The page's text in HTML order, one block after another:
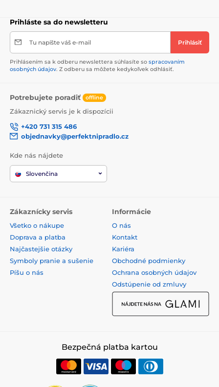
Prihláste sa do newsletteru
Tu napíšte váš e-mail Prihlásiť
Prihlásením sa k odberu newslettera súhlasíte so spracovaním
osobných údajov. Z odberu sa môžete kedykoľvek odhlásiť.
Potrebujete poradiť offline
Zákaznický servis je k dispozícii
+420 731 315 486
objednavky@perfektnipradlo.cz
Kde nás nájdete
Slovenčina
Zákaznícky servis
Všetko o nákupe
Doprava a platba
Najčastejšie otázky
Symboly pranie a sušenie
Píšu o nás
Informácie
O nás
Kontakt
Kariéra
Obchodné podmienky
Ochrana osobných údajov
Odstúpenie od zmluvy
Bezpečná platba kartou